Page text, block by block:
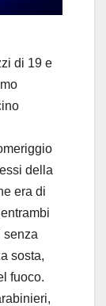
di 19 e
della
era di
senza
sosta,
fuoco.